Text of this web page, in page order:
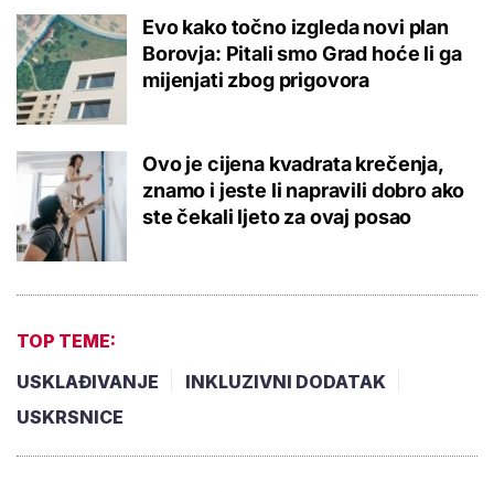
Evo kako točno izgleda novi plan
Borovja: Pitali smo Grad hoće li ga
mijenjati zbog prigovora
Ovo je cijena kvadrata krečenja,
znamo i jeste li napravili dobro ako
ste čekali ljeto za ovaj posao
TOP TEME:
USKLAĐIVANJE
INKLUZIVNI DODATAK
USKRSNICE